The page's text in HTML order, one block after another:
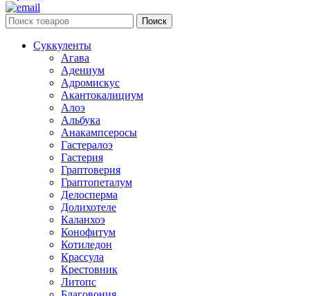
Поиск
Суккуленты
Агава
Адениум
Адромискус
Акантокалициум
Алоэ
Альбука
Анакампсеросы
Гастералоэ
Гастерия
Граптоверия
Граптопеталум
Делосперма
Долихотеле
Каланхоэ
Конофитум
Котиледон
Крассула
Крестовник
Литопс